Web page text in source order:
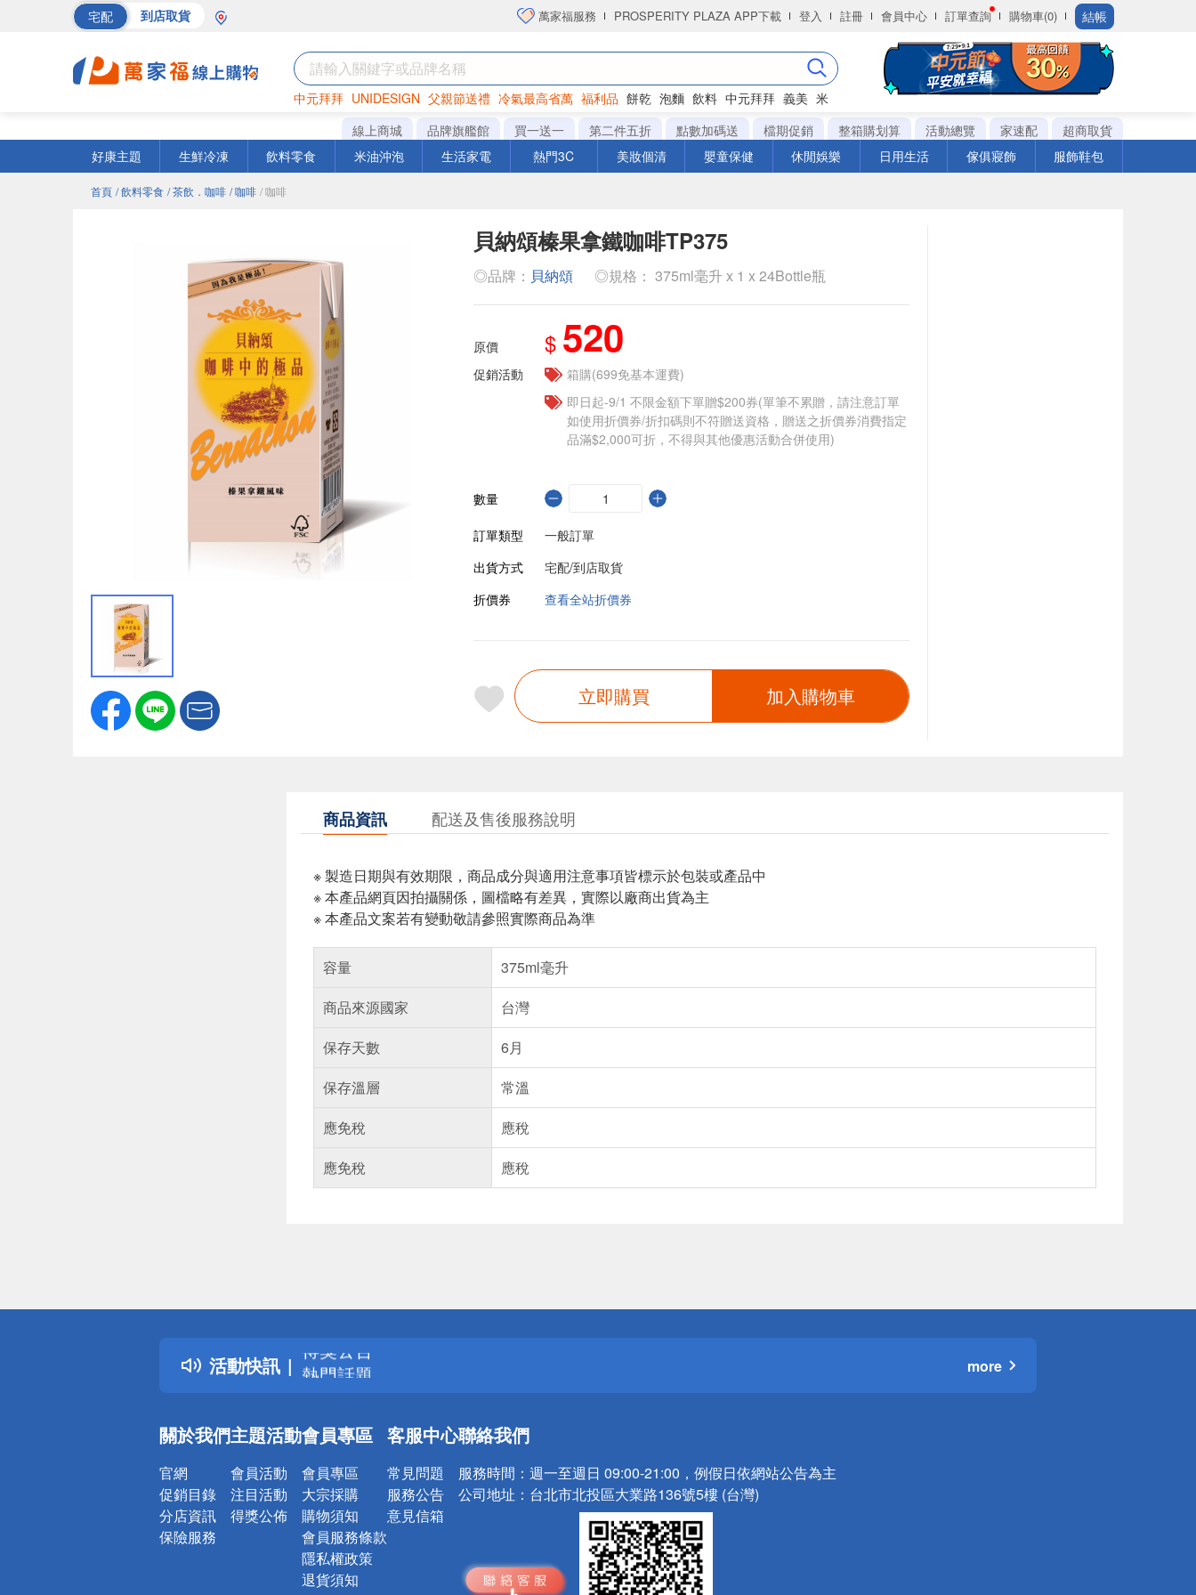
宅配 到店取貨 萬家福服務 PROSPERITY PLAZA APP下載 登入 註冊 會員中心 訂單查詢 購物車(0) 結帳
中元拜拜 UNIDESIGN 父親節送禮 冷氣最高省萬 福利品 餅乾 泡麵 飲料 中元拜拜 義美 米
巧克力 罐頭 衛生紙
線上商城 品牌旗艦館 買一送一 第二件五折 點數加碼送 檔期促銷 整箱購划算 活動總覽 家速配
超商取貨
好康主題
生鮮冷凍 飲料零食 米油沖泡 生活家電 熱門3C 美妝個清 嬰童保健 休閒娛樂 日用生活 傢俱寢飾 服飾鞋包
首頁 / 飲料零食 / 茶飲．咖啡 / 咖啡 / 咖啡
貝納頌榛果拿鐵咖啡TP375
◎品牌： 貝納頌 ◎規格： 375ml毫升 x 1 x 24Bottle瓶
原價 $ 520
促銷活動
箱購(699免基本運費)
即日起-9/1 不限金額下單贈$200券(單筆不累贈，請注意訂單
如使用折價券/折扣碼則不符贈送資格，贈送之折價券消費指定
品滿$2,000可折，不得與其他優惠活動合併使用)
數量
訂單類型
一般訂單
出貨方式
宅配/到店取貨
折價券
查看全站折價券
立即購買 加入購物車
商品資訊 配送及售後服務說明
※ 製造日期與有效期限，商品成分與適用注意事項皆標示於包裝或產品中
※ 本產品網頁因拍攝關係，圖檔略有差異，實際以廠商出貨為主
※ 本產品文案若有變動敬請參照實際商品為準
容量
375ml毫升
商品來源國家
台灣
保存天數
6月
保存溫層
常溫
應免稅
應稅
應免稅
應稅
活動快訊
詐騙網頁！請小心！
得獎公告
熱門話題
銀行優惠
詐騙網頁！請小心！
more
關於我們
官網
促銷目錄
分店資訊
保險服務
主題活動
會員活動
注目活動
得獎公佈
會員專區
會員專區
大宗採購
購物須知
會員服務條款
隱私權政策
退貨須知
客服中心
常見問題
服務公告
意見信箱
聯絡我們
服務時間： 週一至週日 09:00-21:00，例假日依網站公告為主
公司地址： 台北市北投區大業路136號5樓 (台灣)